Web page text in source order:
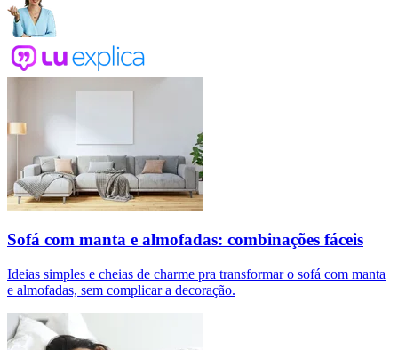
Sofá com manta e almofadas: combinações fáceis
Ideias simples e cheias de charme pra transformar o sofá com manta
e almofadas, sem complicar a decoração.